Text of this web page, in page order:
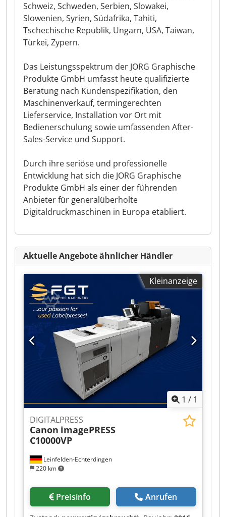
Schweiz, Schweden, Serbien, Slowakei,
Slowenien, Syrien, Südafrika, Tahiti,
Tschechische Republik, Ungarn, USA, Taiwan,
Türkei, Zypern.
Das Leistungsspektrum der JORG Graphische
Produkte GmbH umfasst heute qualifizierte
Beratung nach Kundenspezifikation, den
Maschinenverkauf, termingerechten
Lieferservice, Installation vor Ort mit
Bedienerschulung sowie umfassenden After-
Sales-Service und Support.
Durch ihre seriöse und professionelle
Entwicklung hat sich die JORG Graphische
Produkte GmbH als einer der führenden
Anbieter für generalüberholte
Digitaldruckmaschinen in Europa etabliert.
Aktuelle Angebote ähnlicher Händler
Kleinanzeige
1 / 1
Leinfelden-Echterdingen
220 km
DIGITALPRESS
Canon imagePRESS
C10000VP
Preisinfo Anrufen